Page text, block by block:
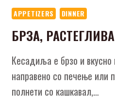
APPETIZERS DINNER
БРЗА,
Кесадиља е брзо и вкусно
направено со печење или
полнети со кашкавал,…